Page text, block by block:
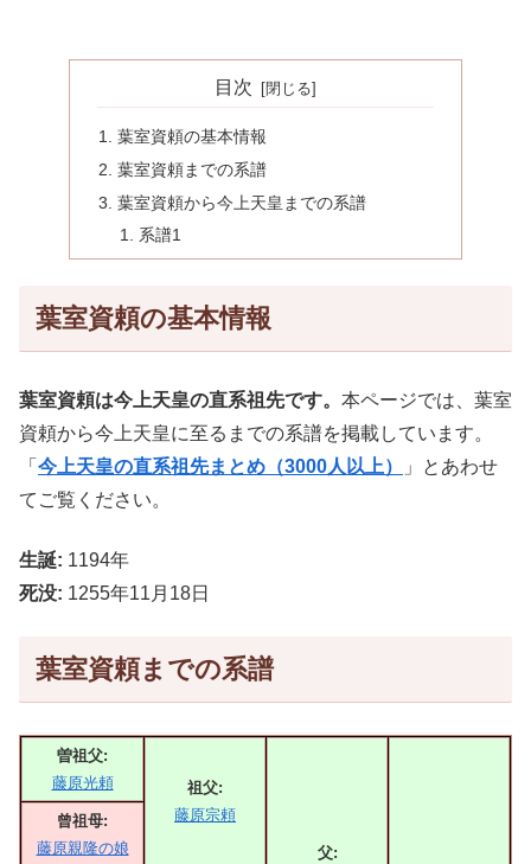
目次
葉室資頼の基本情報
葉室資頼までの系譜
葉室資頼から今上天皇までの系譜
系譜1
葉室資頼の基本情報
葉室資頼は今上天皇の直系祖先です。 本ページでは、葉室
資頼から今上天皇に至るまでの系譜を掲載しています。
「 今上天皇の直系祖先まとめ（3000人以上）
」とあわせ
てご覧ください。
生誕: 1194年
死没: 1255年11月18日
葉室資頼までの系譜
曽祖父:
藤原光頼
祖父:
藤原宗頼
父:
曾祖母:
藤原親隆の娘